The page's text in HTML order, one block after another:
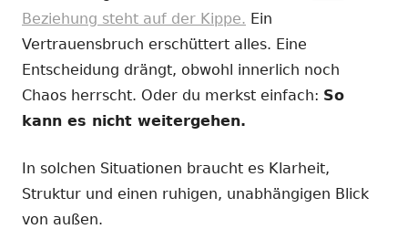
Beziehung steht auf der Kippe. Ein
Vertrauensbruch erschüttert alles. Eine
Entscheidung drängt, obwohl innerlich noch
Chaos herrscht. Oder du merkst einfach: So
kann es nicht weitergehen.
In solchen Situationen braucht es Klarheit,
Struktur und einen ruhigen, unabhängigen Blick
von außen.